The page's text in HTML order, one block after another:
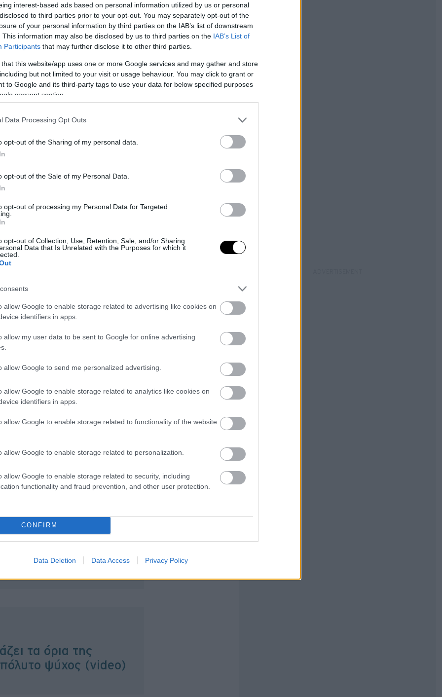
interest-based ads based on personal information utilized by us or personal
to third parties prior to your opt-out. You may separately opt-out of the
of your personal information by third parties on the IAB’s list of downstream
This information may also be disclosed by us to third parties on the IAB’s List of
Participants that may further disclose it to other third parties.
that this website/app uses one or more Google services and may gather and store
but not limited to your visit or usage behaviour. You may click to grant or
to Google and its third-party tags to use your data for below specified purposes
consent section.
Data Processing Opt Outs
opt-out of the Sharing of my personal data.
opt-out of the Sale of my Personal Data.
opt-out of processing my Personal Data for Targeted
opt-out of Collection, Use, Retention, Sale, and/or Sharing
Data that Is Unrelated with the Purposes for which it
allow Google to enable storage related to advertising like cookies on
identifiers in apps.
allow my user data to be sent to Google for online advertising
allow Google to send me personalized advertising.
allow Google to enable storage related to analytics like cookies on
identifiers in apps.
allow Google to enable storage related to functionality of the website
allow Google to enable storage related to personalization.
allow Google to enable storage related to security, including
functionality and fraud prevention, and other user protection.
CONFIRM
Data Deletion Data Access Privacy Policy
στην πορεία της Tesla.
εξ ολοκλήρου από την
κίνησης της εταιρείας,
ήταν το αυτοκίνητο που έδειξε στον
πολυτελές και τεχνολογικά
παγκόσμια αγορά.
τα τελευταία χρόνια η εμπορική
σχεδόν αποκλειστικά στα
τις 1,6 εκατομμύρια πωλήσεις.
που περιλαμβάνει τα Model S,
λειτουργούσαν πλέον με πολύ
παραγωγική δυνατότητα για τα
κοινό, αλλά μόνο σε επιλεγμένους
τις χρυσές λεπτομέρειες,
αυτοκινήτων
νέα φίρμα-ποιο
χαρακτηριστικό της
τα όρια της
ψύχος (video)